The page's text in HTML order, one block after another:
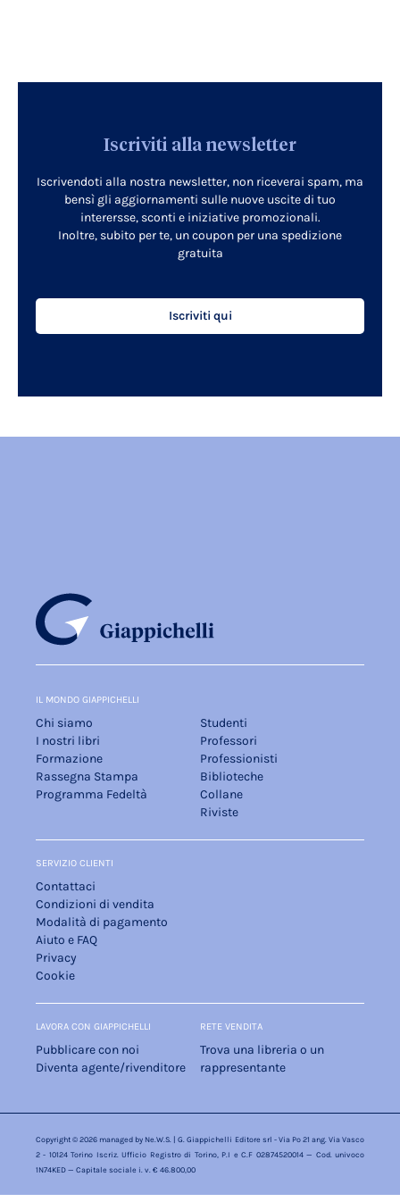
Iscriviti alla newsletter
Iscrivendoti alla nostra newsletter, non riceverai spam, ma
bensì gli aggiornamenti sulle nuove uscite di tuo
interersse, sconti e iniziative promozionali.
Inoltre, subito per te, un coupon per una spedizione
gratuita
Iscriviti qui
IL MONDO GIAPPICHELLI
Chi siamo
I nostri libri
Formazione
Rassegna Stampa
Programma Fedeltà
Studenti
Professori
Professionisti
Biblioteche
Collane
Riviste
SERVIZIO CLIENTI
Contattaci
Condizioni di vendita
Modalità di pagamento
Aiuto e FAQ
Privacy
Cookie
LAVORA CON GIAPPICHELLI
Pubblicare con noi
Diventa agente/rivenditore
RETE VENDITA
Trova una libreria o un
rappresentante
Copyright © 2026 managed by Ne.W.S. | G. Giappichelli Editore srl - Via Po 21 ang. Via Vasco
2 - 10124 Torino Iscriz. Ufficio Registro di Torino, P.I e C.F 02874520014 — Cod. univoco
1N74KED — Capitale sociale i. v. € 46.800,00